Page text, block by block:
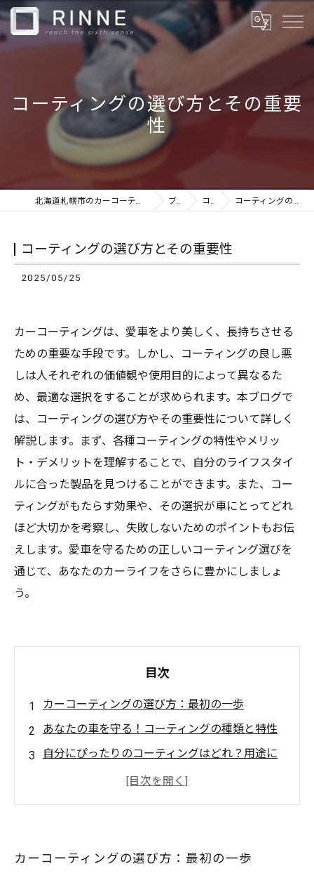
コーティングの選び方とその重要
性
北海道札幌市のカーコーティングならカーケアショップRINNE ブログ コラム コーティングの選び方とその重要性
コーティングの選び方とその重要性
2025/05/25
カーコーティングは、愛車をより美しく、長持ちさせる
ための重要な手段です。しかし、コーティングの良し悪
しは人それぞれの価値観や使用目的によって異なるた
め、最適な選択をすることが求められます。本ブログで
は、コーティングの選び方やその重要性について詳しく
解説します。まず、各種コーティングの特性やメリッ
ト・デメリットを理解することで、自分のライフスタイ
ルに合った製品を見つけることができます。また、コー
ティングがもたらす効果や、その選択が車にとってどれ
ほど大切かを考察し、失敗しないためのポイントもお伝
えします。愛車を守るための正しいコーティング選びを
通じて、あなたのカーライフをさらに豊かにしましょ
う。
目次
カーコーティングの選び方：最初の一歩
あなたの車を守る！コーティングの種類と特性
自分にぴったりのコーティングはどれ？用途に
カーコーティングの選び方：最初の一歩